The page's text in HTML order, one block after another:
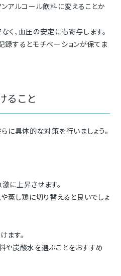
アルコール飲料に変えることか
、血圧の安定にも寄与します。
するとモチベーションが保てま
ること
に具体的な対策を行いましょう。
に上昇させます。
蒸し鶏に切り替えると良いでしょ
ます。
や炭酸水を選ぶことをおすすめ